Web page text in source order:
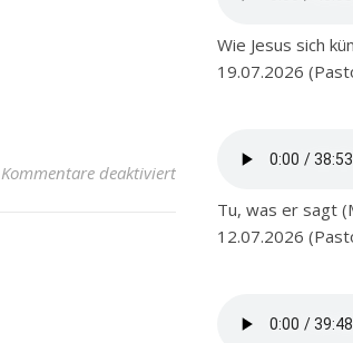
Kommentare deaktiviertfür Liebe lässt sich
Wie Jesus sich
19.07.2026
Tu, was er sagt
12.07.2026